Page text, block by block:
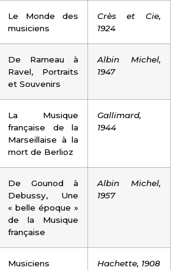
Le Monde des
musiciens
Crès et Cie,
1924
De Rameau à
Ravel, Portraits
et Souvenirs
Albin Michel,
1947
La Musique
française de la
Marseillaise à la
mort de Berlioz
Gallimard,
1944
De Gounod à
Debussy, Une
« belle époque »
de la Musique
française
Albin Michel,
1957
Musiciens
Hachette, 1908